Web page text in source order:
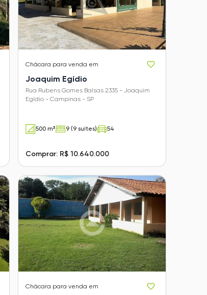
Chácara para venda em
Joaquim Egídio
Rua Rubens Gomes Balsas 2335 - Joaquim
Egídio - Campinas - SP
500 m² 9 (9 suítes) 54
Comprar: R$ 10.640.000
Chácara para venda em